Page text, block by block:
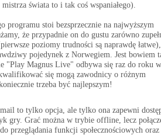
świata to i tak coś wspaniałego).
programu stoi bezsprzecznie na najwyższym
że przypadnie on do gustu zarówno
poziomy trudności są naprawdę
pojedynek z Norwegiem. Jest bowiem
"Play Magnus Live" odbywa się raz do roku w
się mogą zawodnicy o różnym
trzeba być najlepszym!
to tylko opcja, ale tylko ona zapewni
gry. Grać można w trybie offline, lecz
przeglądania funkcji społecznościowych oraz